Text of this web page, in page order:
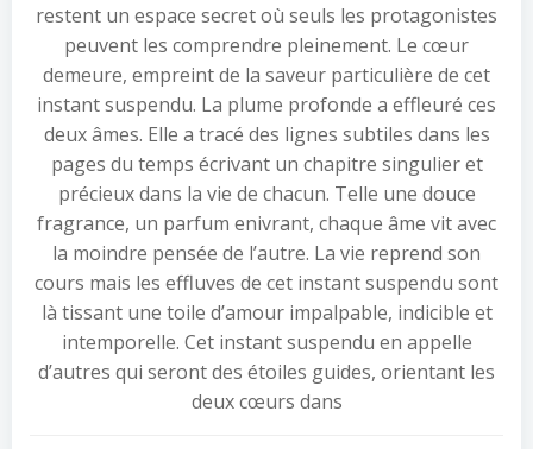
restent un espace secret où seuls les protagonistes
peuvent les comprendre pleinement. Le cœur
demeure, empreint de la saveur particulière de cet
instant suspendu. La plume profonde a effleuré ces
deux âmes. Elle a tracé des lignes subtiles dans les
pages du temps écrivant un chapitre singulier et
précieux dans la vie de chacun. Telle une douce
fragrance, un parfum enivrant, chaque âme vit avec
la moindre pensée de l’autre. La vie reprend son
cours mais les effluves de cet instant suspendu sont
là tissant une toile d’amour impalpable, indicible et
intemporelle. Cet instant suspendu en appelle
d’autres qui seront des étoiles guides, orientant les
deux cœurs dans